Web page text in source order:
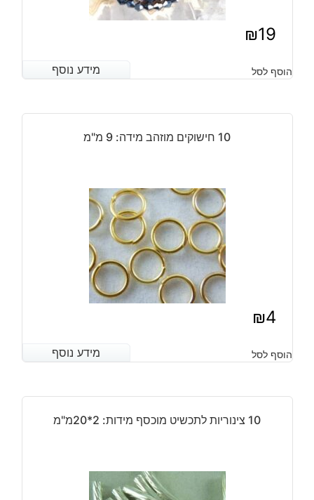
₪19
מידע נוסף הוסף לסל מידע נוסף
10 חישוקים מוזהב מידה: 9 מ"מ
₪4
מידע נוסף הוסף לסל מידע נוסף
10 צינוריות לתכשיט מוכסף מידות: 2*20מ"מ